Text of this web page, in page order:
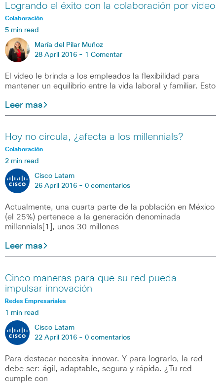
Logrando el éxito con la colaboración por video
Colaboración
5 min read
María del Pilar Muñoz
28 April 2016 - 1 Comentar
El video le brinda a los empleados la flexibilidad para
mantener un equilibrio entre la vida laboral y familiar. Esto
Leer mas
Hoy no circula, ¿afecta a los millennials?
Colaboración
2 min read
Cisco Latam
26 April 2016 - 0 comentarios
Actualmente, una cuarta parte de la población en México
(el 25%) pertenece a la generación denominada
millennials[1], unos 30 millones
Leer mas
Cinco maneras para que su red pueda
impulsar innovación
Redes Empresariales
1 min read
Cisco Latam
22 April 2016 - 0 comentarios
Para destacar necesita innovar. Y para lograrlo, la red
debe ser: ágil, adaptable, segura y rápida. ¿Tu red
cumple con